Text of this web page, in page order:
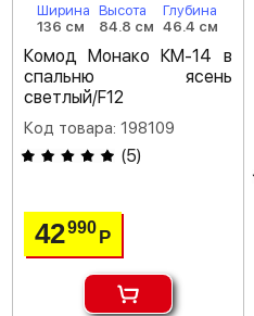
Ширина
136 см
Высота
84.8 см
Глубина
46.4 см
Комод Монако КМ-14 в
спальню ясень
светлый/F12
Код товара: 198109
(5)
42990Р